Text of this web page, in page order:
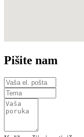
Pišite nam